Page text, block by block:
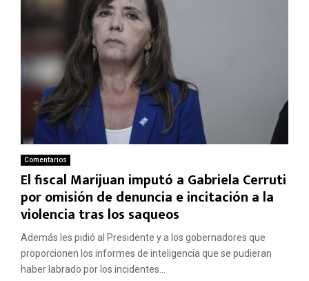
Comentarios
El fiscal Marijuan imputó a Gabriela Cerruti
por omisión de denuncia e incitación a la
violencia tras los saqueos
Además les pidió al Presidente y a los gobernadores que
proporcionen los informes de inteligencia que se pudieran
haber labrado por los incidentes...